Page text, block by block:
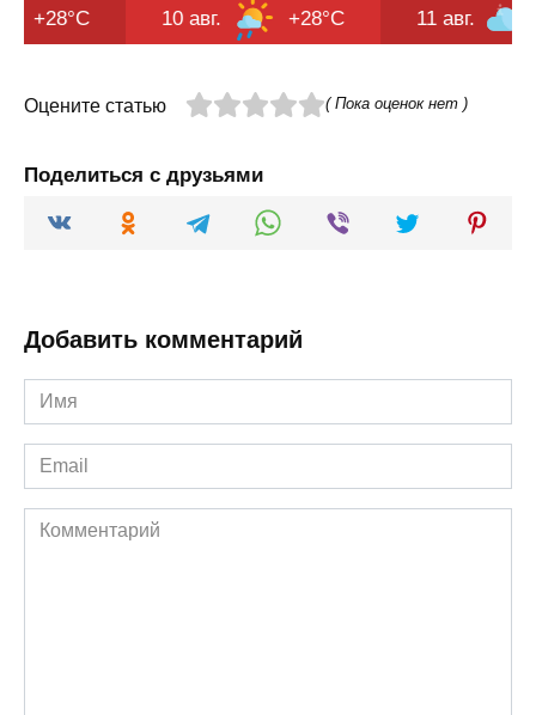
10 авг. +28°C 11 авг. +28°C
Оцените статью ( Пока оценок нет )
Поделиться с друзьями
Добавить комментарий
Имя
*
Email
*
Комментарий